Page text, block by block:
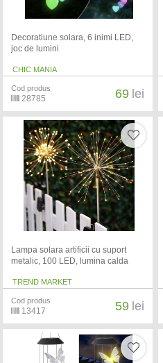
Decoratiune solara, 6 inimi LED,
joc de lumini
CHIC MANIA
Cod produs
28785 69 lei
Lampa solara artificii cu suport
metalic, 100 LED, lumina calda
TREND MARKET
Cod produs
13417 59 lei